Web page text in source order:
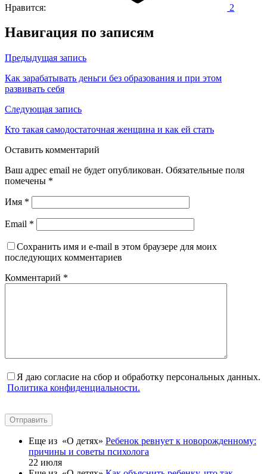
Нравится: 2
Навигация по записям
Предыдущая запись
Как зарабатывать деньги без образования и при этом
развивать себя
Следующая запись
Кто такая самодостаточная женщина и как ей стать
Оставить комментарий
Ваш адрес email не будет опубликован. Обязательные поля
помечены *
Имя *
Email *
Сохранить имя и e-mail в этом браузере для моих
последующих комментариев
Комментарий *
Я даю согласие на сбор и обработку персональных данных.
Политика конфиденциальности.
Отправить
Еще из «О детях» Ребенок ревнует к новорожденному:
причины и советы психолога
22 июля